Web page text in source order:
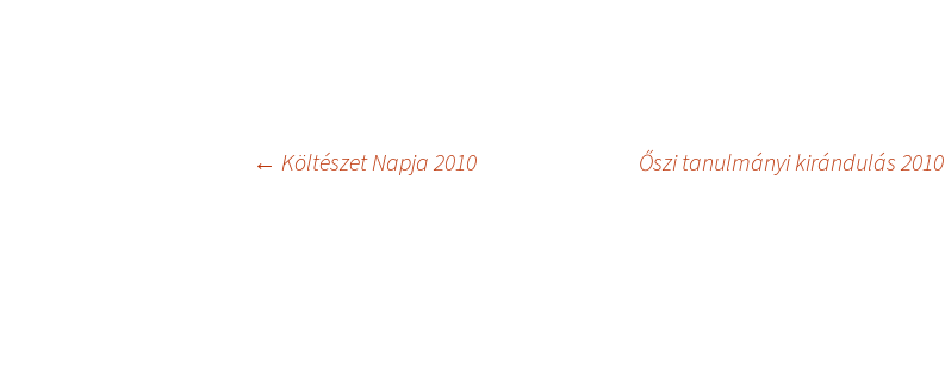
Bejegyzés← Költészet Napja 2010 Őszi tanulmányi kirándulás 2010